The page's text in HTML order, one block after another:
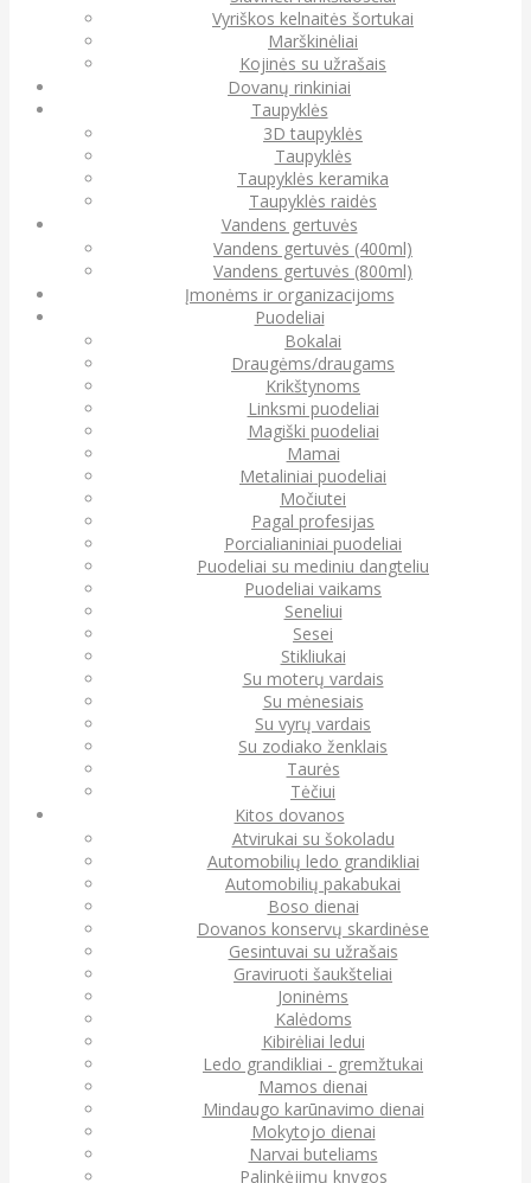
Vyriškos kelnaitės šortukai
Marškinėliai
Kojinės su užrašais
Dovanų rinkiniai
Taupyklės
3D taupyklės
Taupyklės
Taupyklės keramika
Taupyklės raidės
Vandens gertuvės
Vandens gertuvės (400ml)
Vandens gertuvės (800ml)
Įmonėms ir organizacijoms
Puodeliai
Bokalai
Draugėms/draugams
Krikštynoms
Linksmi puodeliai
Magiški puodeliai
Mamai
Metaliniai puodeliai
Močiutei
Pagal profesijas
Porcialianiniai puodeliai
Puodeliai su mediniu dangteliu
Puodeliai vaikams
Seneliui
Sesei
Stikliukai
Su moterų vardais
Su mėnesiais
Su vyrų vardais
Su zodiako ženklais
Taurės
Tėčiui
Kitos dovanos
Atvirukai su šokoladu
Automobilių ledo grandikliai
Automobilių pakabukai
Boso dienai
Dovanos konservų skardinėse
Gesintuvai su užrašais
Graviruoti šaukšteliai
Joninėms
Kalėdoms
Kibirėliai ledui
Ledo grandikliai - gremžtukai
Mamos dienai
Mindaugo karūnavimo dienai
Mokytojo dienai
Narvai buteliams
Palinkėjimų knygos